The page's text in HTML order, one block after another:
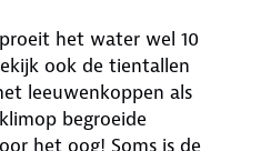
het water wel 10
ook de tientallen
leeuwenkoppen als
begroeide
het oog! Soms is de